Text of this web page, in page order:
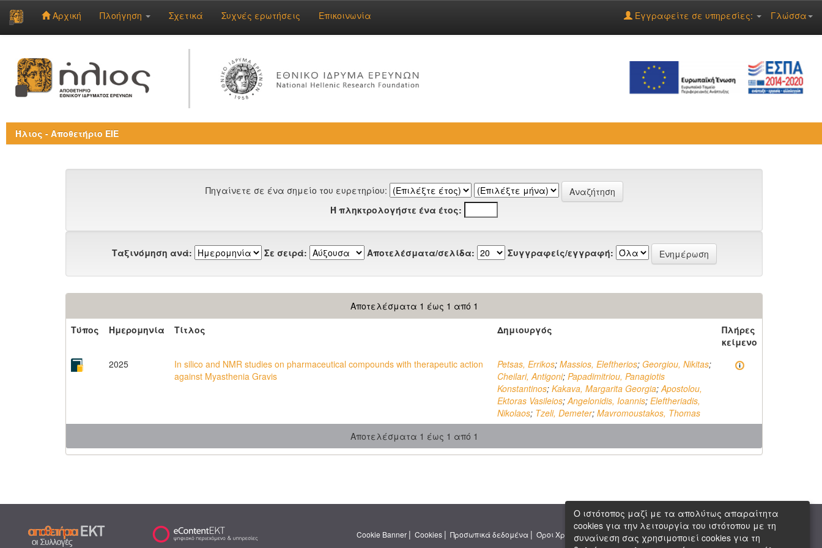
navigation
Αρχική Πλοήγηση Σχετικά Συχνές ερωτήσεις Επικοινωνία Γλώσσα
Εγγραφείτε σε υπηρεσίες:
Ήλιος - Αποθετήριο ΕΙΕ
Πηγαίνετε σε ένα σημείο του ευρετηρίου:
Ή πληκτρολογήστε ένα έτος:
Ταξινόμηση ανά: Σε σειρά: Αποτελέσματα/σελίδα: Συγγραφείς/εγγραφή:
Αποτελέσματα 1 έως 1 από 1
Τύπος
Ημερομηνία Τίτλος Δημιουργός
Πλήρες
κείμενο
2025
In silico and NMR studies on pharmaceutical compounds with therapeutic action
against Myasthenia Gravis
Petsas, Errikos; Massios, Eleftherios; Georgiou, Nikitas;
Cheilari, Antigoni; Papadimitriou, Panagiotis
Konstantinos; Kakava, Margarita Georgia;Apostolou,
Ektoras Vasileios;Angelonidis, Ioannis; Eleftheriadis,
Nikolaos; Tzeli, Demeter; Mavromoustakos, Thomas
Αποτελέσματα 1 έως 1 από 1
Cookie Banner | Cookies | Προσωπικά δεδομένα | Όροι Χρήσης| Πνευματική Ιδιοκτησία | Copyright © 2026 ΕΙΕ
Ο ιστότοπος μαζί με τα απολύτως απαραίτητα
cookies για την λειτουργία του ιστότοπου με τη
συναίνεση σας χρησιμοποιεί cookies για τη